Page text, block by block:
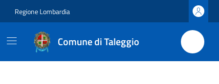
Regione Lombardia
Comune di Taleggio